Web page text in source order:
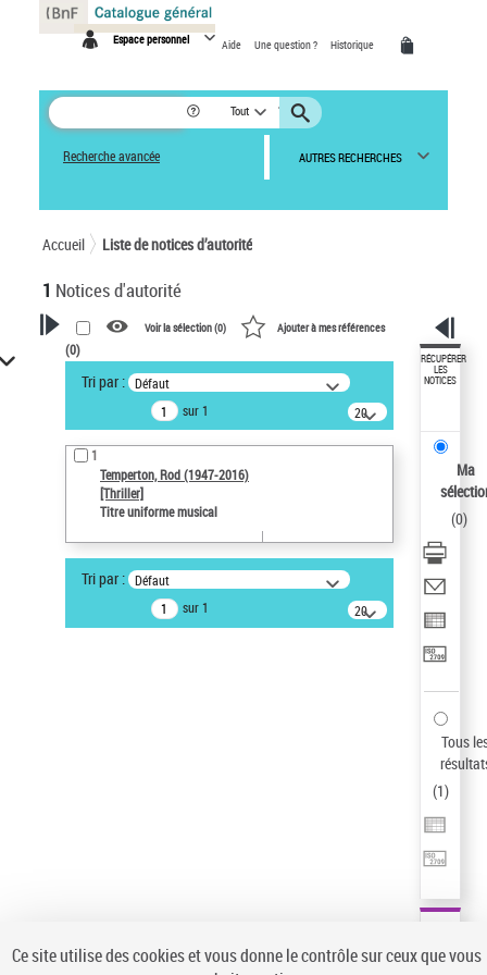
Espace personnel Aide Une question ? Historique
Tout
Recherche avancée AUTRES RECHERCHES
Accueil Liste de notices d’autorité
1 Notices d'autorité
VOTRE RECHERCHE
Recherche avancée dans les
notices d’autorité
Œuvres liées à l'auteur :
Temperton, Rod (1947-2016)
Type de notice d'autorité
Voir la sélection (0) Ajouter à mes références
(0)
Tri par : Défaut
sur 1
20
résultats/page
1
Temperton, Rod (1947-2016)
[Thriller]
Titre uniforme musical
Tri par : Défaut
sur 1
20
résultats/page
RÉCUPÉRER
LES
NOTICES
Ma
(0)
Tous
(1)
Panneau de gestion des cookies
Ce site utilise des cookies et vous donne le contrôle sur ceux que vous